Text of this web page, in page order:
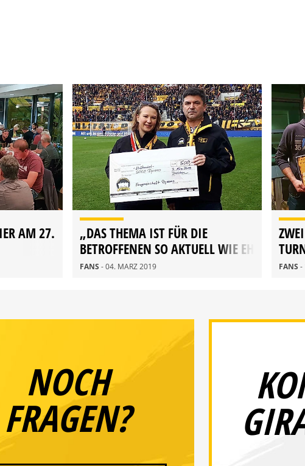
AM 27.
„DAS THEMA IST FÜR DIE
BETROFFENEN SO AKTUELL WIE EH
UND JE.“
FANS - 04. MÄRZ 2019 FANS -
NOCH
FRAGEN?